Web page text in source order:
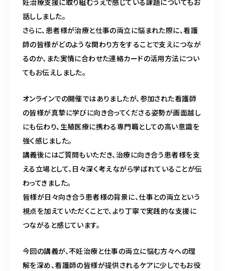
妊治療支援に取り組むうえで感じている課題についてもお
話ししました。
さらに、患者様が治療と仕事の両立に悩まれた際に、看護
師の皆様がどのような関わり方をすることで支えにつなが
るのか、また実情に合わせた連絡カードの活用方法につい
てもお伝えしました。
オンラインでの開催ではありましたが、参加された看護師
の皆様が真摯に学びに向き合ってくださる姿勢が画面越し
にも伝わり、生殖医療に携わる専門職としての高い意識を
強く感じました。
講義後にはご質問もいただき、治療に向き合う患者様を支
える立場として、日々深く考えながら学ばれていることが伝
わってきました。
皆様が日々向き合う患者様の背景に、仕事との両立という
視点を加えていただくことで、より丁寧で実践的な支援に
つながると感じています。
今回の講義が、不妊治療と仕事の両立に悩む方々への理
解を深め、看護師の皆様が提供されるケアに少しでもお役